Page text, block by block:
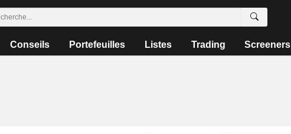
Conseils Portefeuilles Listes Trading Screeners